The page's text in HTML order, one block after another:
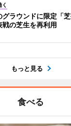
グラウンドに限定「
戦の芝生を再利用
もっと見る
食べる